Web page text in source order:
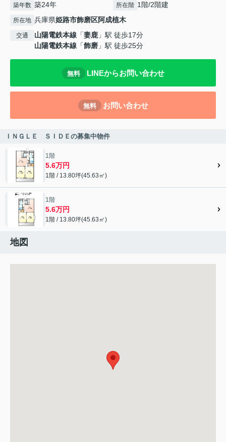
築年数 築24年 所在階 1階/2階建
所在地 兵庫県姫路市飾磨区阿成植木
交通 山陽電鉄本線 「妻鹿」駅 徒歩17分
山陽電鉄本線 「飾磨 」駅 徒歩25分
無料 LINEからお問い合わせ
無料 お問い合わせ
ＩＮＧＬＥ ＳＩＤＥの募集中物件
1階
5.6万円
1階 / 13.80坪(45.63㎡)
1階
5.6万円
1階 / 13.80坪(45.63㎡)
地図